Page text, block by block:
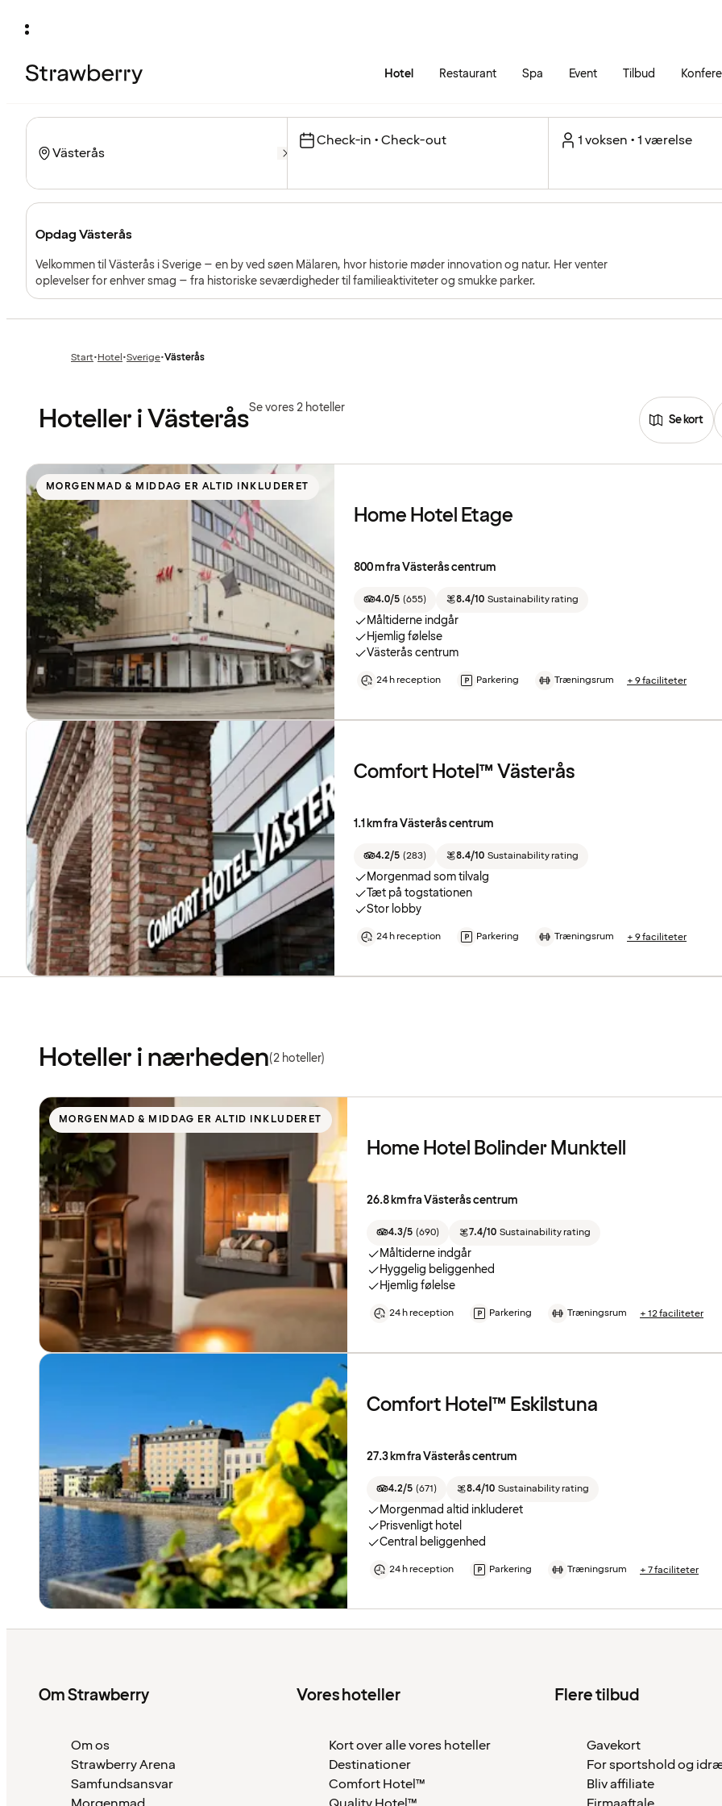
Hotel Restaurant Spa Event Tilbud
Check-in • Check-out 1 voksen • 1 værelse
Opdag Västerås
Velkommen til Västerås i Sverige – en by ved søen Mälaren, hvor historie møder innovation og natur. Her venter
oplevelser for enhver smag – fra historiske seværdigheder til familieaktiviteter og smukke parker.
Start•Forrige
Hotel•Forrige
Sverige•Västerås
Hoteller i VästeråsSe vores 2 hoteller
Se kort
Se
listen
over
hoteller
MORGENMAD & MIDDAG ER ALTID INKLUDERET
Home Hotel Etage
800 m fra Västerås centrum
4.0/5 (655) 8.4/10 Sustainability rating
Måltiderne indgår
Hjemlig følelse
Västerås centrum
24 h reception Parkering Træningsrum + 9 faciliteter
Comfort Hotel™ Västerås
1.1 km fra Västerås centrum
4.2/5 (283) 8.4/10 Sustainability rating
Morgenmad som tilvalg
Tæt på togstationen
Stor lobby
24 h reception Parkering Træningsrum + 9 faciliteter
Hoteller i nærheden(2 hoteller)
MORGENMAD & MIDDAG ER ALTID INKLUDERET
Home Hotel Bolinder Munktell
26.8 km fra Västerås centrum
4.3/5 (690) 7.4/10 Sustainability rating
Måltiderne indgår
Hyggelig beliggenhed
Hjemlig følelse
24 h reception Parkering Træningsrum + 12 faciliteter
Comfort Hotel™ Eskilstuna
27.3 km fra Västerås centrum
4.2/5 (671) 8.4/10 Sustainability rating
Morgenmad altid inkluderet
Prisvenligt hotel
Central beliggenhed
24 h reception Parkering Træningsrum + 7 faciliteter
Om Strawberry
Om os
Strawberry Arena
Samfundsansvar
Vores hoteller
Kort over alle vores hoteller
Destinationer
Comfort Hotel™
Flere tilbud
Gavekort
For sportshold og
Bliv affiliate